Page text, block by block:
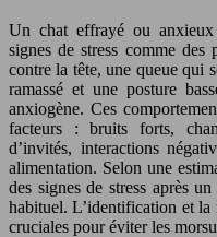
Un chat effrayé ou
signes de stress comme des
contre la tête, une queue qui
ramassé et une posture
anxiogène. Ces
facteurs : bruits forts,
d’invités, interactions
alimentation. Selon une
des signes de stress après
habituel. L’identification et la
cruciales pour éviter les